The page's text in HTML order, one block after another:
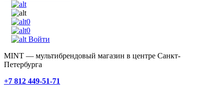
0
0
Войти
MINT — мультибрендовый магазин в центре Санкт-
Петербурга
+7 812 449-51-71